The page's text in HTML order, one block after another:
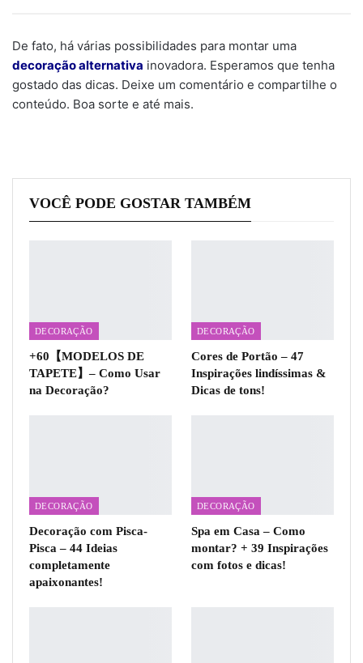
De fato, há várias possibilidades para montar uma
decoração alternativa inovadora. Esperamos que tenha
gostado das dicas. Deixe um comentário e compartilhe o
conteúdo. Boa sorte e até mais.
VOCÊ PODE GOSTAR TAMBÉM
DECORAÇÃO
+60【MODELOS DE
TAPETE】– Como Usar
na Decoração?
DECORAÇÃO
Cores de Portão – 47
Inspirações lindíssimas &
Dicas de tons!
DECORAÇÃO
Decoração com Pisca-
Pisca – 44 Ideias
completamente
apaixonantes!
DECORAÇÃO
Spa em Casa – Como
montar? + 39 Inspirações
com fotos e dicas!